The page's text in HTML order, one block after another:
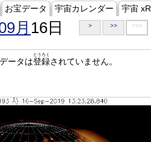
お宝データ 宇宙カレンダー 宇宙 xR
月 16日 > >> >>>
ータは登録
とうろく
されていません。